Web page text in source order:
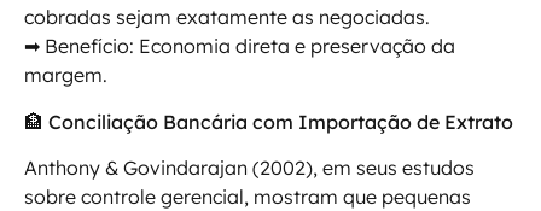
cobradas sejam exatamente as negociadas.
➡ Benefício: Economia direta e preservação da
margem.
🏦 Conciliação Bancária com Importação de Extrato
Anthony & Govindarajan (2002), em seus estudos
sobre controle gerencial, mostram que pequenas